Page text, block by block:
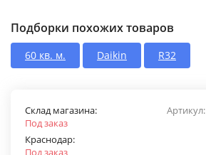
Подборки похожих товаров
60 кв. м. Daikin R32
Артикул:
Склад магазина:
Под заказ
Краснодар:
Под заказ